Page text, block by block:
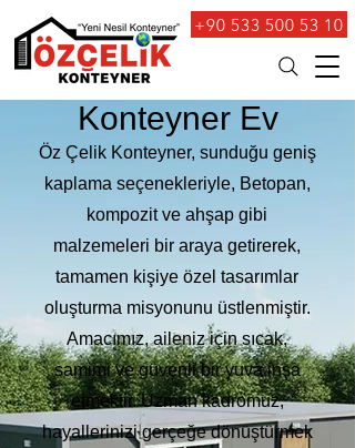
+90 533 500 53 10
Konteyner Ev
Öz Çelik Konteyner, sunduğu geniş
kaplama seçenekleriyle, Betopan,
kompozit ve ahşap gibi
malzemeleri bir araya getirerek,
tamamen kişiye özel tasarımlar
oluşturma misyonunu üstlenmiştir.
Amacımız, aileniz için sıcak,
samimi ve güvenli bir yuva inşa
etmektir. Uzman kadromuz,
hayallerinizi gerçeğe dönüştürmek